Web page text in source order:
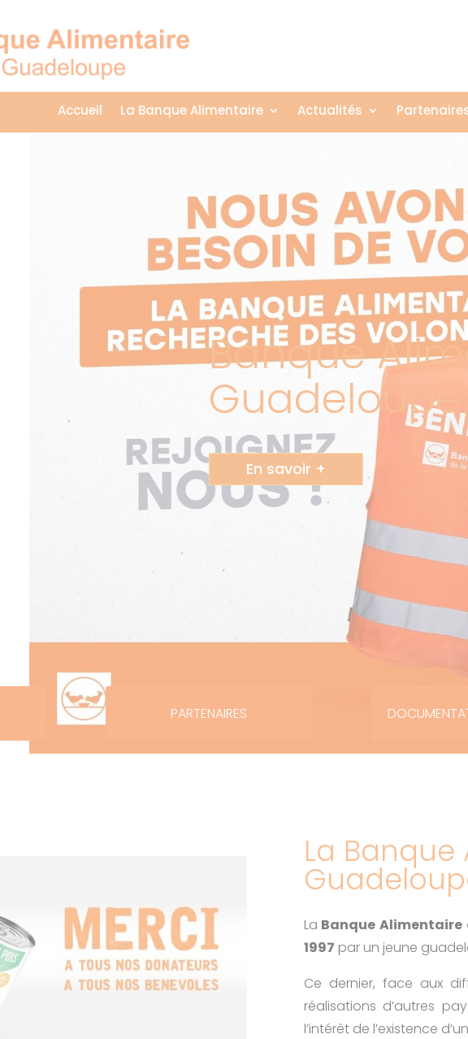
Accueil La Banque Alimentaire Actualités
Banque
Guadeloupe
En savoir +
PARTENAIRES
La
La Banque Alimentaire
1997 par un jeune
Ce dernier, face aux
réalisations d’autres
l’intérêt de l’existence